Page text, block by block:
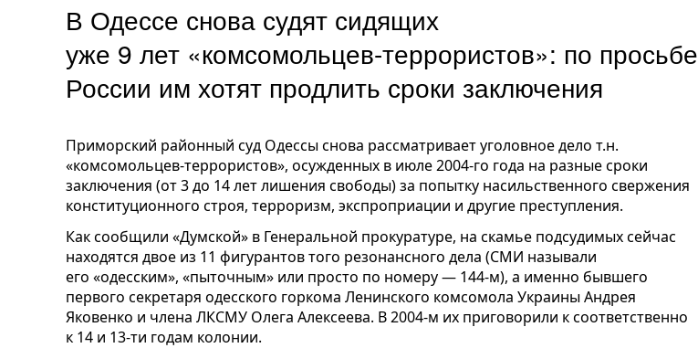
В Одессе снова судят сидящих
уже 9 лет «комсомольцев-террористов»: по просьбе
России им хотят продлить сроки заключения
Приморский районный суд Одессы снова рассматривает уголовное дело т.н.
«комсомольцев-террористов», осужденных в июле 2004-го года на разные сроки
заключения (от 3 до 14 лет лишения свободы) за попытку насильственного свержения
конституционного строя, терроризм, экспроприации и другие преступления.
Как сообщили «Думской» в Генеральной прокуратуре, на скамье подсудимых сейчас
находятся двое из 11 фигурантов того резонансного дела (СМИ называли
его «одесским», «пыточным» или просто по номеру — 144-м), а именно бывшего
первого секретаря одесского горкома Ленинского комсомола Украины Андрея
Яковенко и члена ЛКСМУ Олега Алексеева. В 2004-м их приговорили к соответственно
к 14 и 13-ти годам колонии.